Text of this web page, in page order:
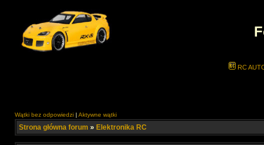
RC
Wątki bez odpowiedzi | Aktywne wątki
Strona główna forum » Elektronika RC